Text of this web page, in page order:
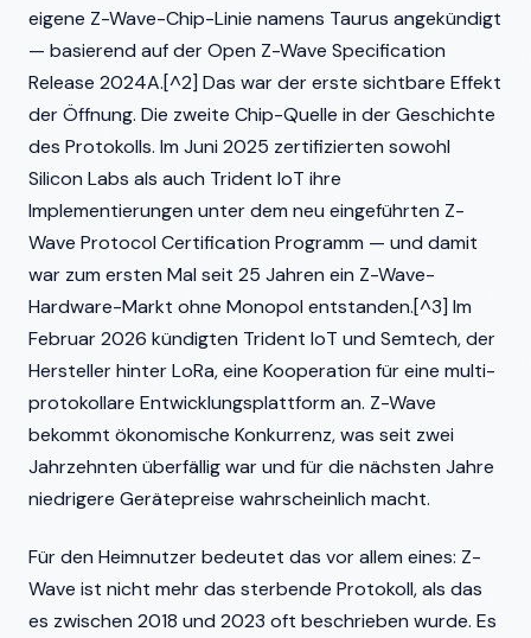
eigene Z-Wave-Chip-Linie namens Taurus angekündigt
— basierend auf der Open Z-Wave Specification
Release 2024A.[^2] Das war der erste sichtbare Effekt
der Öffnung. Die zweite Chip-Quelle in der Geschichte
des Protokolls. Im Juni 2025 zertifizierten sowohl
Silicon Labs als auch Trident IoT ihre
Implementierungen unter dem neu eingeführten Z-
Wave Protocol Certification Programm — und damit
war zum ersten Mal seit 25 Jahren ein Z-Wave-
Hardware-Markt ohne Monopol entstanden.[^3] Im
Februar 2026 kündigten Trident IoT und Semtech, der
Hersteller hinter LoRa, eine Kooperation für eine multi-
protokollare Entwicklungsplattform an. Z-Wave
bekommt ökonomische Konkurrenz, was seit zwei
Jahrzehnten überfällig war und für die nächsten Jahre
niedrigere Gerätepreise wahrscheinlich macht.
Für den Heimnutzer bedeutet das vor allem eines: Z-
Wave ist nicht mehr das sterbende Protokoll, als das
es zwischen 2018 und 2023 oft beschrieben wurde. Es